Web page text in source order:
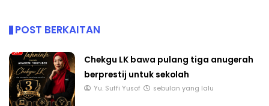
POST BERKAITAN
Chekgu LK bawa pulang tiga anugerah
berprestij untuk sekolah
Yu. Suffi Yusof sebulan yang lalu